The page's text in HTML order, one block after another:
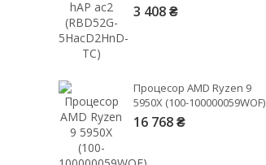
3 408 ₴
Процесор AMD Ryzen 9
5950X (100-100000059WOF)
16 768 ₴